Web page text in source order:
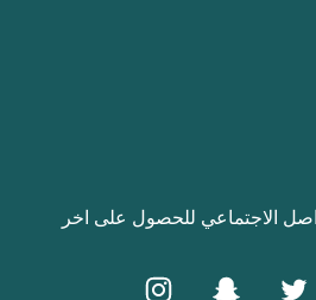
الاجتماعي للحصول على اخر